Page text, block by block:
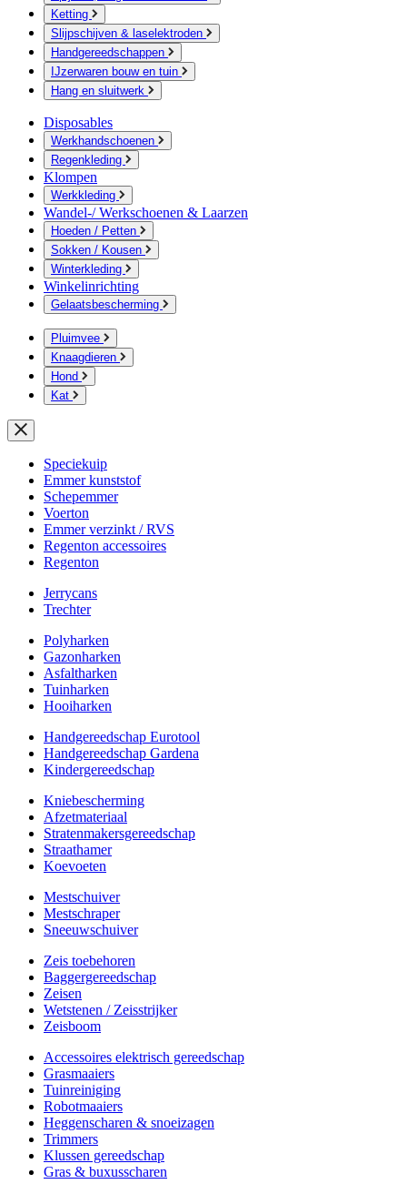
Ketting
Slijpschijven & laselektroden
Handgereedschappen
IJzerwaren bouw en tuin
Hang en sluitwerk
Disposables
Werkhandschoenen
Regenkleding
Klompen
Werkkleding
Wandel-/ Werkschoenen & Laarzen
Hoeden / Petten
Sokken / Kousen
Winterkleding
Winkelinrichting
Gelaatsbescherming
Pluimvee
Knaagdieren
Hond
Kat
Speciekuip
Emmer kunststof
Schepemmer
Voerton
Emmer verzinkt / RVS
Regenton accessoires
Regenton
Jerrycans
Trechter
Polyharken
Gazonharken
Asfaltharken
Tuinharken
Hooiharken
Handgereedschap Eurotool
Handgereedschap Gardena
Kindergereedschap
Kniebescherming
Afzetmateriaal
Stratenmakersgereedschap
Straathamer
Koevoeten
Mestschuiver
Mestschraper
Sneeuwschuiver
Zeis toebehoren
Baggergereedschap
Zeisen
Wetstenen / Zeisstrijker
Zeisboom
Accessoires elektrisch gereedschap
Grasmaaiers
Tuinreiniging
Robotmaaiers
Heggenscharen & snoeizagen
Trimmers
Klussen gereedschap
Gras & buxusscharen